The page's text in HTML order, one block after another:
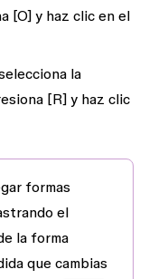
[O] y haz clic en el
la
[R] y haz clic
formas
el
la forma
que cambias